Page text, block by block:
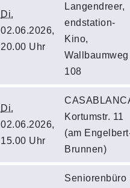
Di.
02.06.2026,
20.00 Uhr
Langendreer,
endstation-
Kino,
Wallbaumweg
108
Di.
02.06.2026,
15.00 Uhr
Kortumstr. 11
(am
Brunnen)
Seniorenbüro